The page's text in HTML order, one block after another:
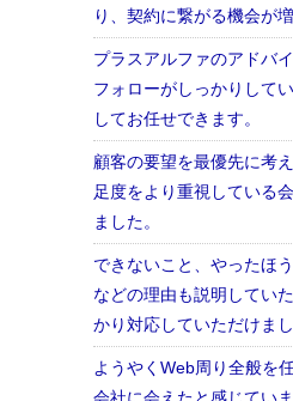
り、契約に繋がる機会が
プラスアルファのアドバイ
フォローがしっかりして
してお任せできます。
顧客の要望を最優先に考
足度をより重視している
ました。
できないこと、やったほ
などの理由も説明してい
かり対応していただけまし
ようやくWeb周り全般を